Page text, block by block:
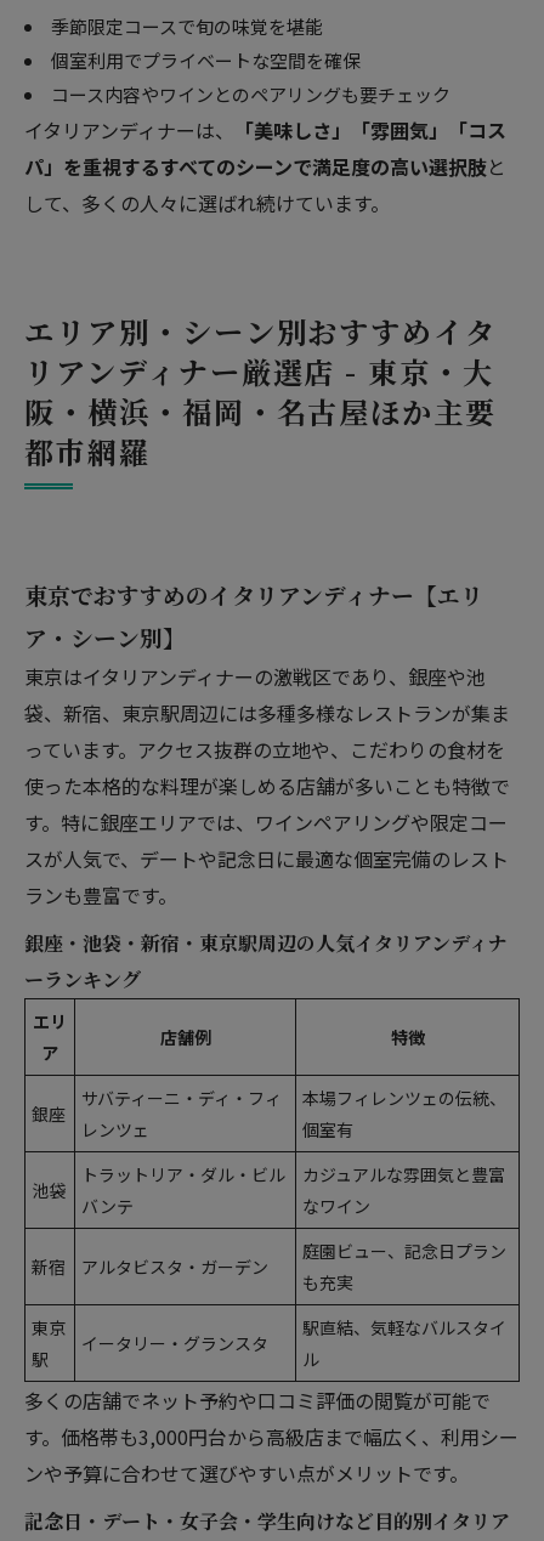
季節限定コースで旬の味覚を堪能
個室利用でプライベートな空間を確保
コース内容やワインとのペアリングも要チェック
イタリアンディナーは、
「美味しさ」「雰囲気」「コス
パ」を重視するすべてのシーンで満足度の高い選択肢と
して、多くの人々に選ばれ続けています。
エリア別・シーン別おすすめイタ
リアンディナー厳選店 - 東京・大
阪・横浜・福岡・名古屋ほか主要
都市網羅
東京でおすすめのイタリアンディナー【エリ
ア・シーン別】
東京はイタリアンディナーの激戦区であり、銀座や池
袋、新宿、東京駅周辺には多種多様なレストランが集ま
っています。アクセス抜群の立地や、こだわりの食材を
使った本格的な料理が楽しめる店舗が多いことも特徴で
す。特に銀座エリアでは、ワインペアリングや限定コー
スが人気で、デートや記念日に最適な個室完備のレスト
ランも豊富です。
銀座・池袋・新宿・東京駅周辺の人気イタリアンディナ
ーランキング
エリ
ア
店舗例 特徴
銀座
サバティーニ・ディ・フィ
レンツェ
本場フィレンツェの伝統、
個室有
池袋
トラットリア・ダル・ビル
バンテ
カジュアルな雰囲気と豊富
なワイン
新宿 アルタビスタ・ガーデン
庭園ビュー、記念日プラン
も充実
東京
駅
イータリー・グランスタ
駅直結、気軽なバルスタイ
ル
多くの店舗でネット予約や口コミ評価の閲覧が可能で
す。価格帯も3,000円台から高級店まで幅広く、利用シー
ンや予算に合わせて選びやすい点がメリットです。
記念日・デート・女子会・学生向けなど目的別イタリア